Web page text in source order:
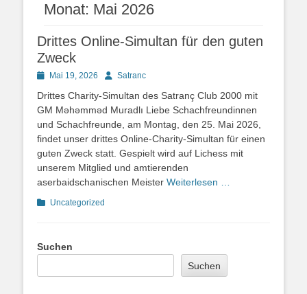
Monat: Mai 2026
Drittes Online-Simultan für den guten
Zweck
PostedMai 19, 2026 AutorSatranc
Drittes Charity-Simultan des Satranç Club 2000 mit
GM Məhəmməd Muradlı Liebe Schachfreundinnen
und Schachfreunde, am Montag, den 25. Mai 2026,
findet unser drittes Online-Charity-Simultan für einen
guten Zweck statt. Gespielt wird auf Lichess mit
unserem Mitglied und amtierenden
aserbaidschanischen Meister Weiterlesen …
Kategorien
Uncategorized
Suchen
Suchen